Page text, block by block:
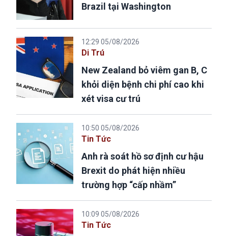
Brazil tại Washington
12:29 05/08/2026
Di Trú
New Zealand bỏ viêm gan B, C
khỏi diện bệnh chi phí cao khi
xét visa cư trú
10:50 05/08/2026
Tin Tức
Anh rà soát hồ sơ định cư hậu
Brexit do phát hiện nhiều
trường hợp “cấp nhầm”
10:09 05/08/2026
Tin Tức